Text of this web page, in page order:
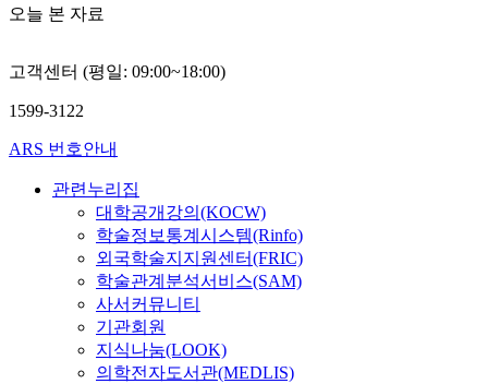
오늘 본 자료
고객센터 (평일: 09:00~18:00)
1599-3122
ARS 번호안내
관련누리집
대학공개강의(KOCW)
학술정보통계시스템(Rinfo)
외국학술지지원센터(FRIC)
학술관계분석서비스(SAM)
사서커뮤니티
기관회원
지식나눔(LOOK)
의학전자도서관(MEDLIS)